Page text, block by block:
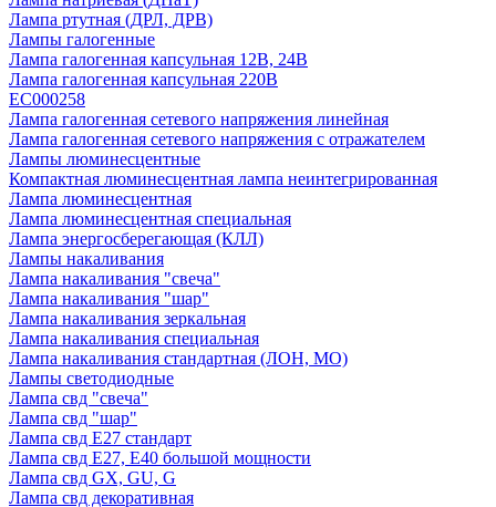
Лампа ртутная (ДРЛ, ДРВ)
Лампы галогенные
Лампа галогенная капсульная 12В, 24В
Лампа галогенная капсульная 220В
EC000258
Лампа галогенная сетевого напряжения линейная
Лампа галогенная сетевого напряжения с отражателем
Лампы люминесцентные
Компактная люминесцентная лампа неинтегрированная
Лампа люминесцентная
Лампа люминесцентная специальная
Лампа энергосберегающая (КЛЛ)
Лампы накаливания
Лампа накаливания "свеча"
Лампа накаливания "шар"
Лампа накаливания зеркальная
Лампа накаливания специальная
Лампа накаливания стандартная (ЛОН, МО)
Лампы светодиодные
Лампа свд "свеча"
Лампа свд "шар"
Лампа свд E27 стандарт
Лампа свд E27, Е40 большой мощности
Лампа свд GX, GU, G
Лампа свд декоративная